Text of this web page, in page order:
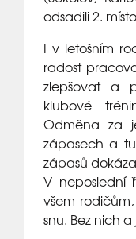
odsadili 2.
I v letošním
radost
zlepšovat a
klubové
Odměna za
zápasech a
zápasů
V neposlední
všem
snu. Bez nich